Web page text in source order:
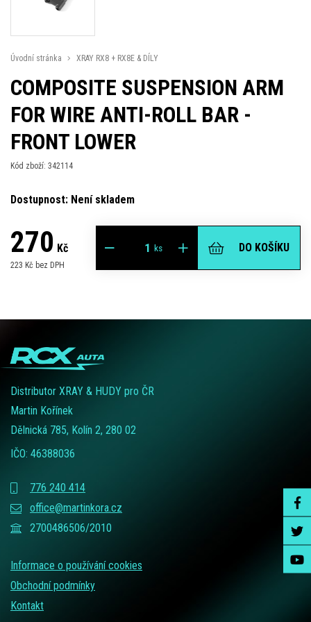
Úvodní stránka XRAY RX8 + RX8E & DÍLY
COMPOSITE SUSPENSION ARM
FOR WIRE ANTI-ROLL BAR -
FRONT LOWER
Kód zboží: 342114
Dostupnost: Není skladem
270 Kč
223 Kč bez DPH
ks DO KOŠÍKU
Distributor XRAY & HUDY pro ČR
Martin Kořínek
Dělnická 785, Kolín 2, 280 02
IČO: 46388036
776 240 414
office@martinkora.cz
2700486506/2010
Informace o používání cookies
Obchodní podmínky
Kontakt